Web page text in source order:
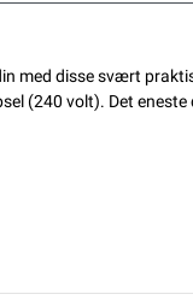
med disse svært
(240 volt). Det eneste